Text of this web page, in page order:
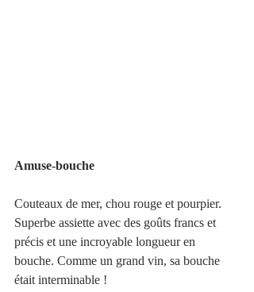
Amuse-bouche
Couteaux de mer, chou rouge et pourpier.
Superbe assiette avec des goûts francs et
précis et une incroyable longueur en
bouche. Comme un grand vin, sa bouche
était interminable !